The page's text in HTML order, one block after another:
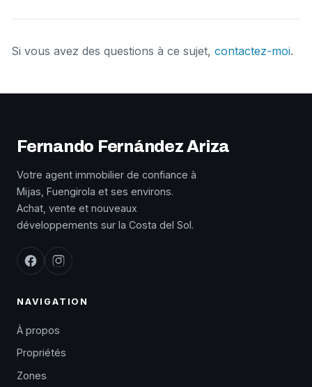
Si vous avez des questions à ce sujet, contactez-moi.
Fernando Fernández Ariza
Votre agent immobilier de confiance à
Mijas, Fuengirola et ses environs.
Achat, vente et nouveaux
développements sur la Costa del Sol.
NAVIGATION
À propos
Propriétés
Zones